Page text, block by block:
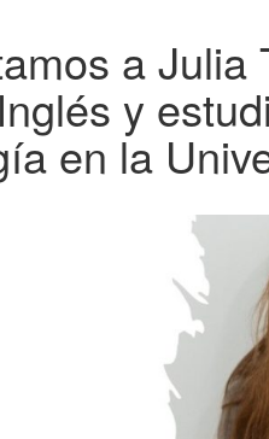
a Julia
y
en la